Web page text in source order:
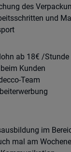
des
und
ab 18€ /Stunde
Kunden
Team
im
mal am